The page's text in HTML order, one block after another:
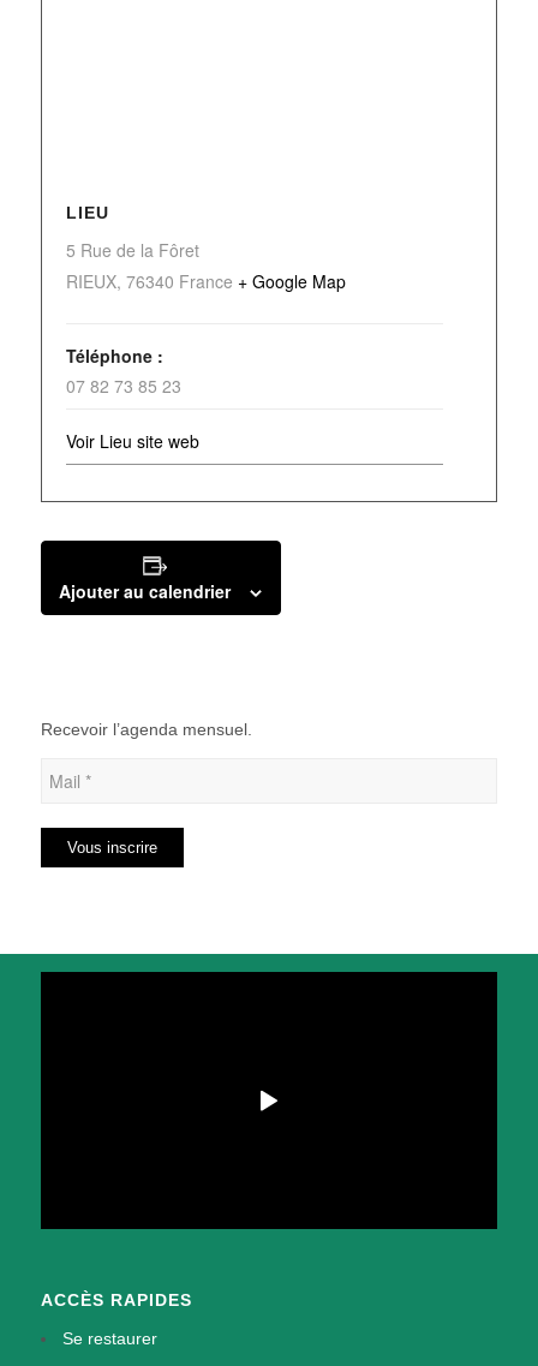
LIEU
5 Rue de la Fôret
RIEUX, 76340 France + Google Map
Téléphone :
07 82 73 85 23
Voir Lieu site web
Ajouter au calendrier
Recevoir l’agenda mensuel.
ACCÈS RAPIDES
Se restaurer